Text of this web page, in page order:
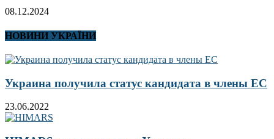
08.12.2024
НОВИНИ УКРАЇНИ
Украина получила статус кандидата в члены ЕС
23.06.2022